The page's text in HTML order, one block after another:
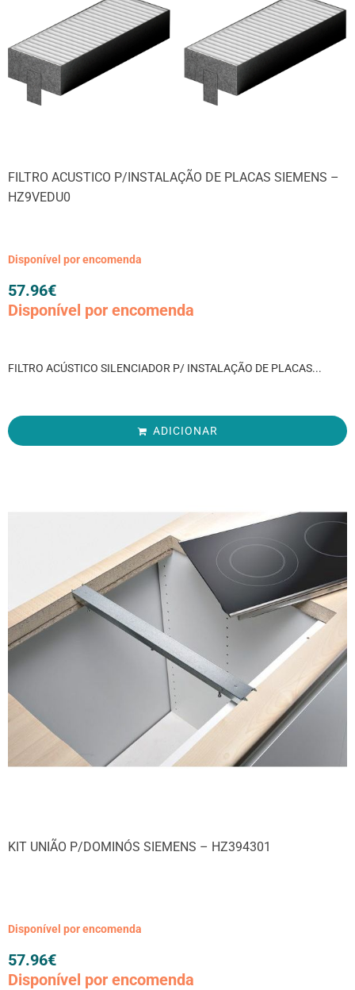
FILTRO ACUSTICO P/INSTALAÇÃO DE PLACAS SIEMENS –
HZ9VEDU0
Disponível por encomenda
57.96€
Disponível por encomenda
FILTRO ACÚSTICO SILENCIADOR P/ INSTALAÇÃO DE PLACAS...
ADICIONAR
KIT UNIÃO P/DOMINÓS SIEMENS – HZ394301
Disponível por encomenda
57.96€
Disponível por encomenda